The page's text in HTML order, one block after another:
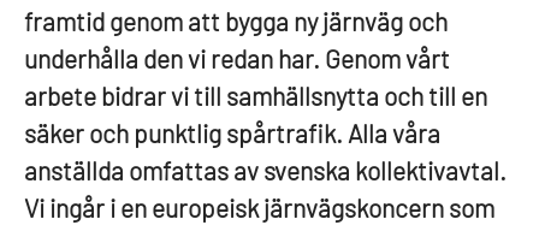
framtid genom att bygga ny järnväg och
underhålla den vi redan har. Genom vårt
arbete bidrar vi till samhällsnytta och till en
säker och punktlig spårtrafik. Alla våra
anställda omfattas av svenska kollektivavtal.
Vi ingår i en europeisk järnvägskoncern som